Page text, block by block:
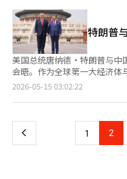
络。特朗普此次访华，美国科
不仅是企业家，更是21世纪
民大会堂上发生的场景，正是
史性一幕。※ 本报道经人工智
很多。以色列内部的强硬派与
举局势、中东的代理战争问题
生小规模军事冲突，国际油价
在选择的仍然是“风险管理”
的现实主义。美国、中国、
的代价。一旦中东发生大规模
和供应链冲击之中。 对韩国
个对能源进口依赖度极高的国
应受到冲击，制造业、物流和
价的稳定将有助于物价、汇
美中峰会不仅仅是两国的外交
争激烈。微软、谷歌、亚马逊
AI基础设施投资上投入了天文
进GPU领域仍保持着全球最强
大的内需市场、国家主导投资
方政府在AI产业园区建设上投
人才的引进和国产设备的开发
大量AI初创企业和半导体公司
关税战相对退居幕后。 关税
世界正从“谁能更便宜生产”
和算法”的时代。 全球经济
和企业的市场争夺战已经展开
略和外交紧密结合，形成合力
翻译与编辑。
认为这种增长模式在现在仍然
接应用已不容易。过去可以
发达国家的门槛上，不能再用
术，建立创新企业生态系统的
的差距和不平等问题的‘包容
提高增长率的时代已经过去
衡。您如何诊断当前韩国经济
教育水平和数字基础设施方面
的威胁因素。尤其是最近，潜
的。因为这些问题不仅是简
没有制度改革很难解决。您
以象征性和礼仪为主，而非实质性突破。 习主席
能否克服（指新兴强国与既有
陷阱'，建立新的大国关系的范
找解决方案，以避免霸权竞争
保持伙伴关系，实现互利共
路。" 自2014年以来，习主席在描述中美关系时多次提到"修昔底
德陷阱"。在2024年与拜登总
联社指出，"在特朗普总统以
席再次提到这一表述，值得关注。" 此外，习主席还警
导致两国冲突。 与此相对，特朗普总统的发言则充满了对习主席
和中国的赞美。他称习主席
不喜欢我这样说，但这就是
开的波士顿动力类人机器人“
了机器人技术的巅峰。阿特拉
和L型平衡动作。 这一动作的核心在于“基于强化学习的全身控制
技术”，这意味着机器人能够
成复杂任务。 现代汽车的战略明确：将机器人发展为汽车之外
的“移动操作系统”。早在
收购波士顿动力，被认为是“
时刻”。 实际上，现代汽车在2026年国际消费电子展
（CES2026）上具体化了其
斯。 现代汽车计划从2028年开始，首先进行重复的零部件排列工
作，到2030年将机器人应用
特朗普
美国总统唐纳德·特朗普与中
会晤。作为全球第一大经济体
对世界秩序产生深远影响，而
半导体战争、台湾问题、稀土
动，更是围绕“谁将如何设
索。美国希望维持现有的霸
2026-05-15 03:02:22
上
页
1 2